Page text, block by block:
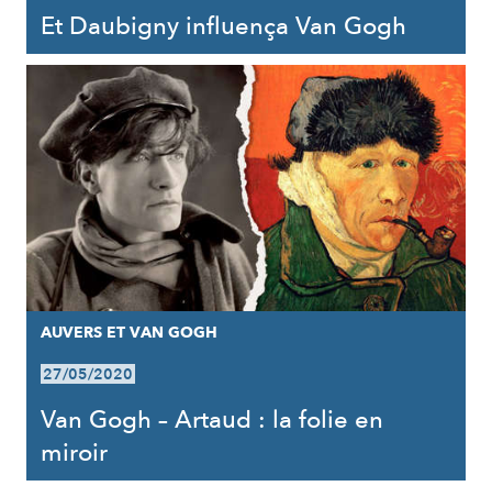
Et Daubigny influença Van Gogh
AUVERS ET VAN GOGH
27/05/2020
Van Gogh – Artaud : la folie en
miroir